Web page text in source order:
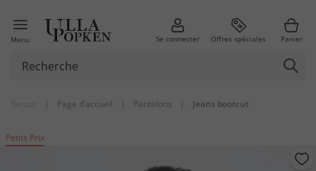
Menu Se connecter Offres spéciales Panier
| Page d’accueil | Pantalons | Jeans bootcut
Petits Prix